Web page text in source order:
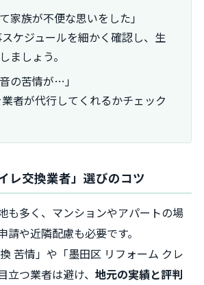
家族が不便な思いをした」
ケジュールを細かく確認し、生
ましょう。
の苦情が…」
者が代行してくれるかチェック
レ交換業者」選びのコツ
も多く、マンションやアパートの場
請や近隣配慮も必要です。
苦情」や「墨田区 リフォーム クレ
つ業者は避け、 地元の実績と評判